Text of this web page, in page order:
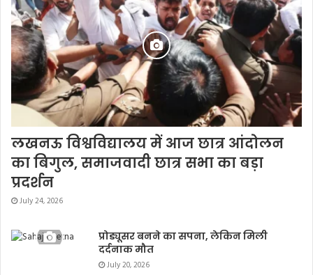
लखनऊ विश्वविद्यालय में आज छात्र आंदोलन
का बिगुल, समाजवादी छात्र सभा का बड़ा
प्रदर्शन
July 24, 2026
प्रोड्यूसर बनने का सपना, लेकिन मिली
दर्दनाक मौत
July 20, 2026